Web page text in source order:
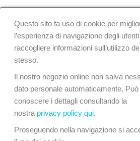
Questo sito fa uso di cookie per
l’esperienza di navigazione degli
raccogliere informazioni sull’utilizzo
stesso.
Il nostro negozio online non salva
dato personale automaticamente. Può
conoscere i dettagli consultando la
nostra privacy policy qui.
Proseguendo nella navigazione si